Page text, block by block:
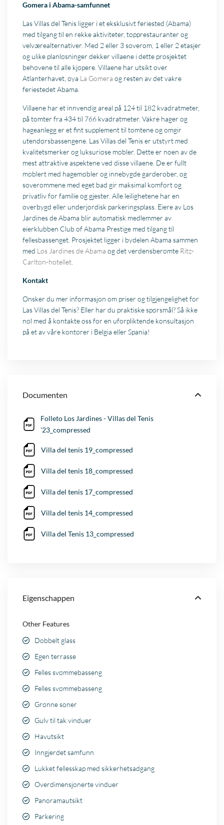
Gomera i Abama-samfunnet
Las Villas del Tenis ligger i et eksklusivt feriested (Abama)
med tilgang til en rekke aktiviteter, topprestauranter og
velværealternativer. Med 2 eller 3 soverom, 1 eller 2 etasjer
og ulike planløsninger dekker villaene i dette prosjektet
behovene til alle kjøpere. Villaene har utsikt over
Atlanterhavet, øya La Gomera og resten av det vakre
feriestedet Abama.
Villaene har et innvendig areal på 124 til 182 kvadratmeter,
på tomter fra 434 til 766 kvadratmeter. Vakre hager og
hageanlegg er et fint supplement til tomtene og omgir
utendørsbassengene. Las Villas del Tenis er utstyrt med
kvalitetsmerker og luksuriøse møbler. Dette er noen av de
mest attraktive aspektene ved disse villaene. De er fullt
møblert med hagemøbler og innebygde garderober, og
soverommene med eget bad gir maksimal komfort og
privatliv for familie og gjester. Alle leilighetene har en
overbygd eller underjordisk parkeringsplass. Eiere av Los
Jardines de Abama blir automatisk medlemmer av
eierklubben Club of Abama Prestige med tilgang til
fellesbassenget. Prosjektet ligger i bydelen Abama sammen
med Los Jardines de Abama og det verdensberømte Ritz-
Carlton-hotellet
Kontakt
Ønsker du mer informasjon om priser og tilgjengelighet for
Las Villas del Tenis? Eller har du praktiske spørsmål? Så ikke
nøl med å kontakte oss for en uforpliktende konsultasjon
på et av våre kontorer i Belgia eller Spania!
Documenten
Folleto Los Jardines - Villas del Tenis
'23_compressed
Villa del tenis 19_compressed
Villa del tenis 18_compressed
Villa del tenis 17_compressed
Villa del tenis 14_compressed
Villa del Tenis 13_compressed
Eigenschappen
Other Features
Dobbelt glass
Egen terrasse
Felles svømmebasseng
Felles svømmebasseng
Grønne soner
Gulv til tak vinduer
Havutsikt
Inngjerdet samfunn
Lukket fellesskap med sikkerhetsadgang
Overdimensjonerte vinduer
Panoramautsikt
Parkering